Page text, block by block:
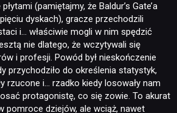
(pamiętajmy, że Baldur’s Gate’a
dyskach), gracze przechodzili
i… właściwie mogli w nim spędzić
nie dlatego, że wczytywali się
i profesji. Powód był nieskończenie
przychodziło do określenia statystyk,
rzucone i… rzadko kiedy losowały nam
protagonistę, co się zowie. To akurat
pomroce dziejów, ale wciąż, nawet